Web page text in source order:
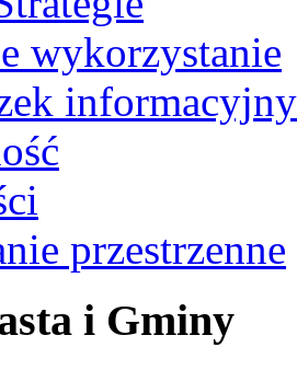
wykorzystanie
informacyjny
przestrzenne
i Gminy